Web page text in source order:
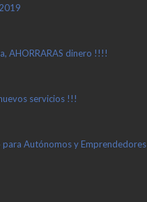
AHORRARAS dinero !!!!
servicios !!!
para Autónomos y Emprendedores